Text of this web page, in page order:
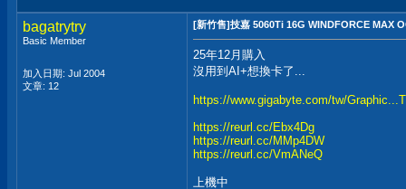
bagatrytry
Basic Member
加入日期: Jul 2004
文章: 12
[新竹售]技嘉 5060Ti 16G WINDFORCE MAX
25年12月購入
沒用到AI+想換卡了...
https://www.gigabyte.com/tw/
https://reurl.cc/Ebx4Dg
https://reurl.cc/MMp4DW
https://reurl.cc/VmANeQ
上機中